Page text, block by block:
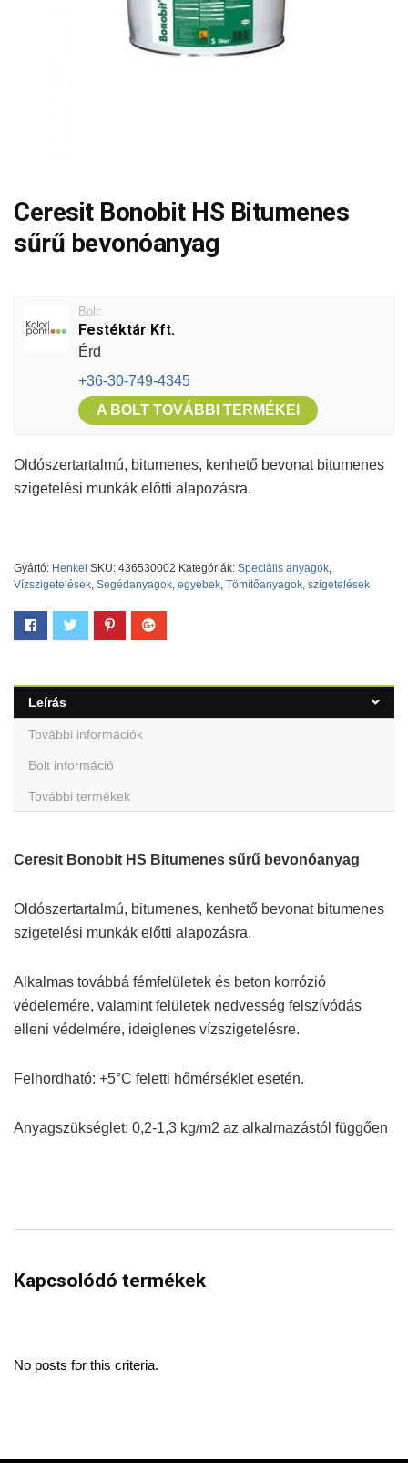
Ceresit Bonobit HS Bitumenes
sűrű bevonóanyag
Bolt:
Festéktár Kft.
Érd
+36-30-749-4345
A BOLT TOVÁBBI TERMÉKEI
Oldószertartalmú, bitumenes, kenhető bevonat bitumenes
szigetelési munkák előtti alapozásra.
Gyártó: Henkel SKU: 436530002 Kategóriák: Speciális anyagok,
Vízszigetelések, Segédanyagok, egyebek, Tömítőanyagok, szigetelések
Leírás
További információk
Bolt információ
További termékek
Ceresit Bonobit HS Bitumenes sűrű bevonóanyag
Oldószertartalmú, bitumenes, kenhető bevonat bitumenes
szigetelési munkák előtti alapozásra.
Alkalmas továbbá fémfelületek és beton korrózió
védelemére, valamint felületek nedvesség felszívódás
elleni védelmére, ideiglenes vízszigetelésre.
Felhordható: +5°C feletti hőmérséklet esetén.
Anyagszükséglet: 0,2-1,3 kg/m2 az alkalmazástól függően
Kapcsolódó termékek
No posts for this criteria.